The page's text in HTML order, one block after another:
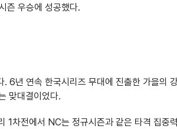
즌 우승에 성공했다.
6년 연속 한국시리즈 무대에 진출한 가을의
맞대결이었다.
1차전에서 NC는 정규시즌과 같은 타격 집중